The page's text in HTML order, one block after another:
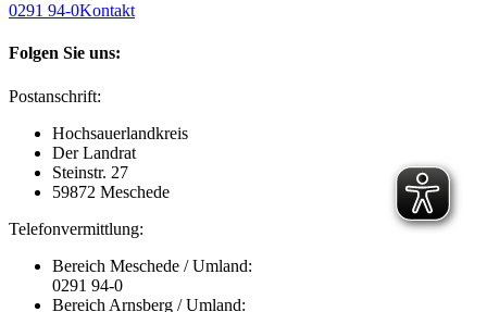
0291 94-0Kontakt
Folgen Sie uns:
Postanschrift:
Hochsauerlandkreis
Der Landrat
Steinstr. 27
59872 Meschede
Telefonvermittlung:
Bereich Meschede / Umland:
0291 94-0
Bereich Arnsberg / Umland: